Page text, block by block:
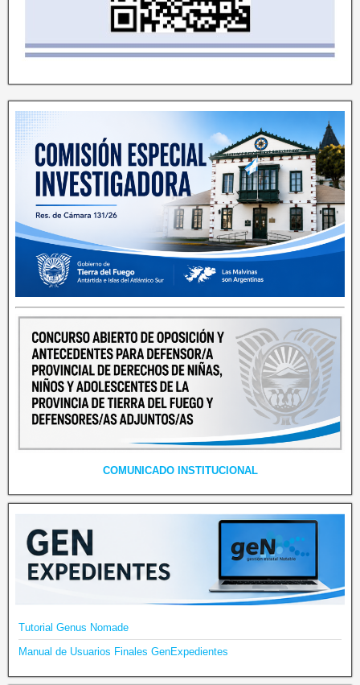
COMUNICADO INSTITUCIONAL
Tutorial Genus Nomade
Manual de Usuarios Finales GenExpedientes